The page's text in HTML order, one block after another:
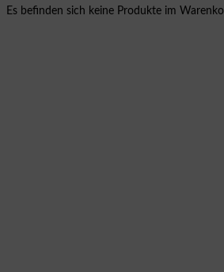
Es befinden sich keine Produkte im